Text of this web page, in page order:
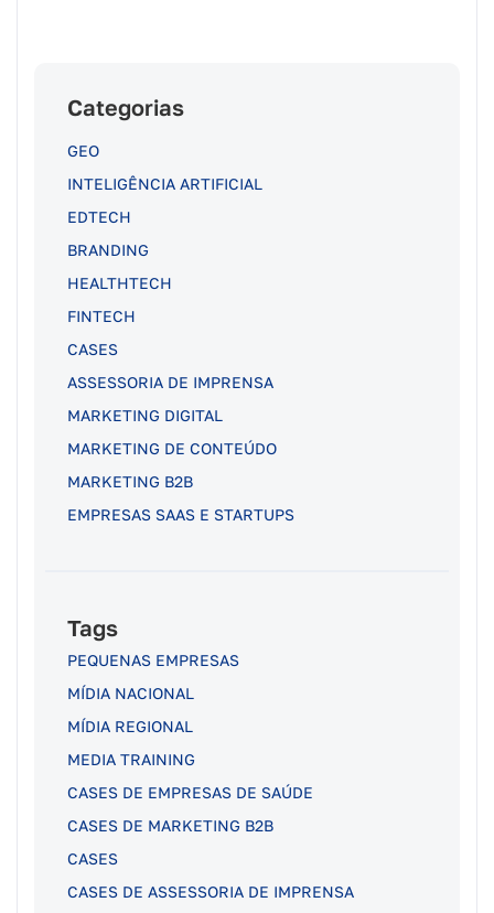
Categorias
GEO
INTELIGÊNCIA ARTIFICIAL
EDTECH
BRANDING
HEALTHTECH
FINTECH
CASES
ASSESSORIA DE IMPRENSA
MARKETING DIGITAL
MARKETING DE CONTEÚDO
MARKETING B2B
EMPRESAS SAAS E STARTUPS
Tags
PEQUENAS EMPRESAS
MÍDIA NACIONAL
MÍDIA REGIONAL
MEDIA TRAINING
CASES DE EMPRESAS DE SAÚDE
CASES DE MARKETING B2B
CASES
CASES DE ASSESSORIA DE IMPRENSA